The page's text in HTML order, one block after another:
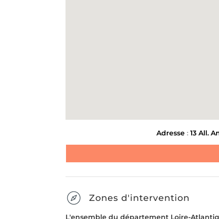
Adresse :13 All.
Zones d'intervention
L'ensemble du département Loire-